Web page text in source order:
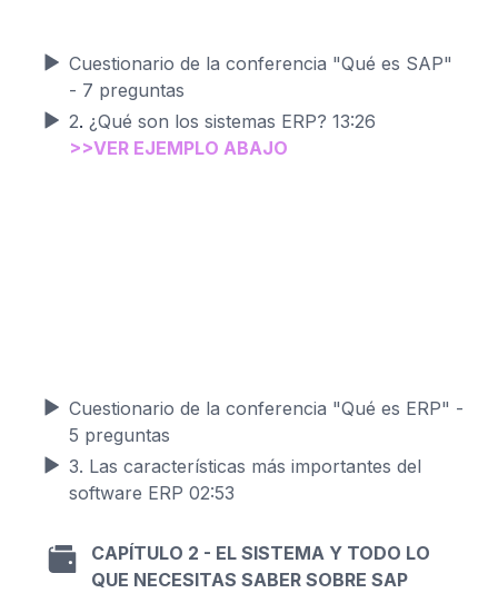
Cuestionario de la conferencia "Qué es SAP"
- 7 preguntas
2. ¿Qué son los sistemas ERP? 13:26
>>VER EJEMPLO ABAJO
Cuestionario de la conferencia "Qué es ERP" -
5 preguntas
3. Las características más importantes del
software ERP 02:53
CAPÍTULO 2 - EL SISTEMA Y TODO LO
QUE NECESITAS SABER SOBRE SAP